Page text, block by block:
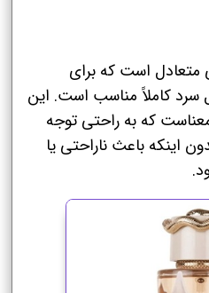
است که برای
کاملاً مناسب است. این
که به راحتی توجه
اینکه باعث ناراحتی یا